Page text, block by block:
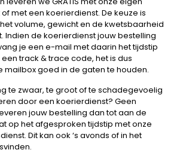
met een koerierdienst. De keuze is
volume, gewicht en de kwetsbaarheid
Indien de koerierdienst jouw bestelling
je een e-mail met daarin het tijdstip
track & trace code, het is dus
mailbox goed in de gaten te houden.
te zwaar, te groot of te schadegevoelig
door een koerierdienst? Geen
jouw bestelling dan tot aan de
op het afgesproken tijdstip met onze
Dit kan ook ‘s avonds of in het